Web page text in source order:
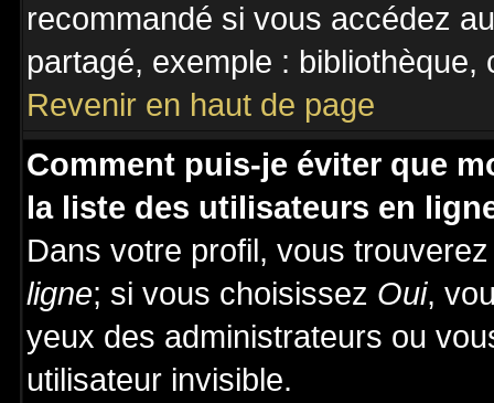
recommandé si vous accédez
partagé, exemple :
Revenir en haut de page
Comment puis-je éviter que
la liste des utilisateurs en
Dans votre profil, vous
ligne; si vous choisissez Oui,
yeux des administrateurs ou
utilisateur invisible.